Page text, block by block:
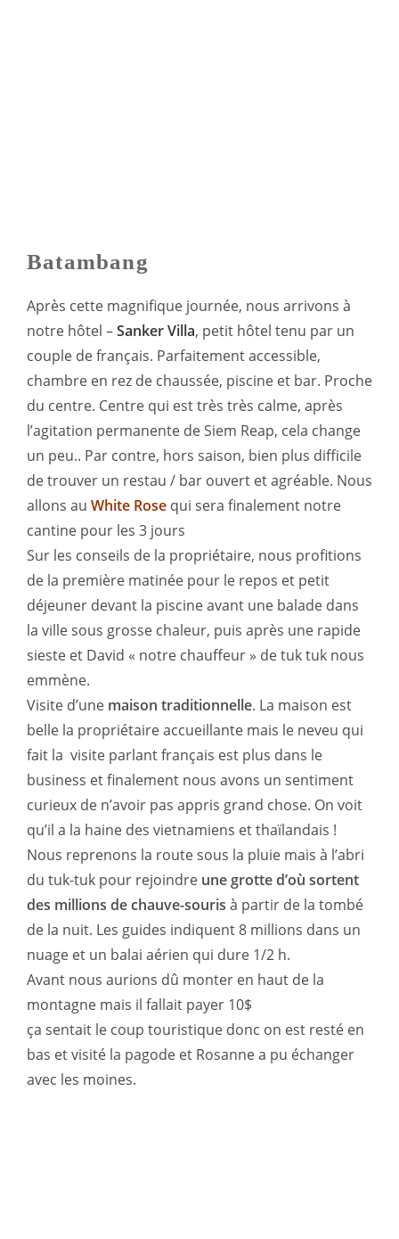
Batambang
Après cette magnifique journée, nous arrivons à
notre hôtel –Sanker Villa, petit hôtel tenu par un
couple de français. Parfaitement accessible,
chambre en rez de chaussée, piscine et bar. Proche
du centre. Centre qui est très très calme, après
l’agitation permanente de Siem Reap, cela change
un peu.. Par contre, hors saison, bien plus difficile
de trouver un restau / bar ouvert et agréable. Nous
allons au White Rose qui sera finalement notre
cantine pour les 3 jours
Sur les conseils de la propriétaire, nous profitions
de la première matinée pour le repos et petit
déjeuner devant la piscine avant une balade dans
la ville sous grosse chaleur, puis après une rapide
sieste et David « notre chauffeur » de tuk tuk nous
emmène.
Visite d’une maison traditionnelle. La maison est
belle la propriétaire accueillante mais le neveu qui
fait la visite parlant français est plus dans le
business et finalement nous avons un sentiment
curieux de n’avoir pas appris grand chose. On voit
qu’il a la haine des vietnamiens et thaïlandais !
Nous reprenons la route sous la pluie mais à l’abri
du tuk-tuk pour rejoindre une grotte d’où sortent
des millions de chauve-souris à partir de la tombé
de la nuit. Les guides indiquent 8 millions dans un
nuage et un balai aérien qui dure 1/2 h.
Avant nous aurions dû monter en haut de la
montagne mais il fallait payer 10$
ça sentait le coup touristique donc on est resté en
bas et visité la pagode et Rosanne a pu échanger
avec les moines.